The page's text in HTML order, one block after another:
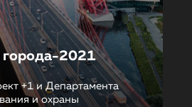
города-2021
+1 и Департамента
и охраны